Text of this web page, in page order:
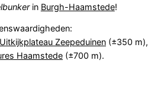
in Burgh-Haamstede!
Uitkijkplateau Zeepeduinen(±350 m),
Haamstede(±700 m).